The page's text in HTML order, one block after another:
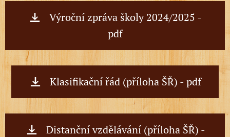
Výroční zpráva školy 2024/2025 -
pdf
Klasifikační řád (příloha ŠŘ) - pdf
Distanční vzdělávání (příloha ŠŘ) -